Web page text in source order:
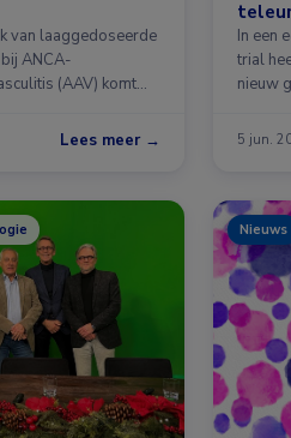
van laaggedoseerde
ANCA-
(AAV) komt
Lees meer →
In een
trial
nieuw
5 jun.
Nieuws